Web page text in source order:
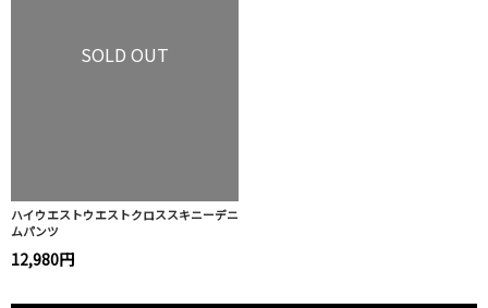
SOLD OUT
ハイウエストウエストクロススキニーデニ
ムパンツ
12,980円